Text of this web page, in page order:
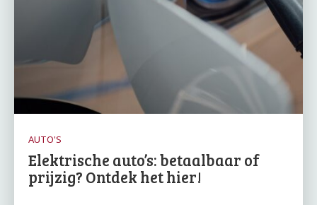
AUTO'S
Elektrische auto’s: betaalbaar of
prijzig? Ontdek het hier!